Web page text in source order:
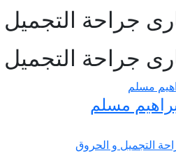
جراحة التجميل
جراحة التجميل
مسلم
التجميل و الحروق